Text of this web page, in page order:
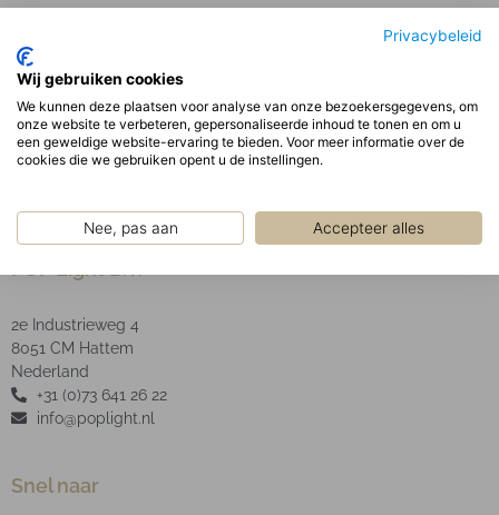
Privacybeleid
Wij gebruiken cookies
We kunnen deze plaatsen voor analyse van onze bezoekersgegevens, om
onze website te verbeteren, gepersonaliseerde inhoud te tonen en om u
een geweldige website-ervaring te bieden. Voor meer informatie over de
cookies die we gebruiken opent u de instellingen.
Nee, pas aan Accepteer alles
garandeert een uniforme schaduwvrije verlichting
uit het armatuur. De behuizing wordt gemonteerd
LED type: SMD.
2e Industrieweg 4
8051 CM Hattem
Nederland
+31 (0)73 641 26 22
info@poplight.nl
Snel naar